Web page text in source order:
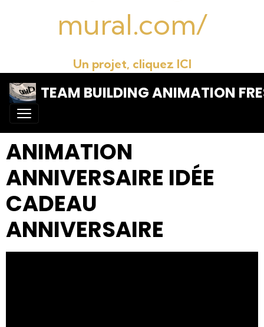
mural.com/
Un projet, cliquez ICI
TEAM BUILDING ANIMATION
ANIMATION
ANNIVERSAIRE IDÉE
CADEAU
ANNIVERSAIRE